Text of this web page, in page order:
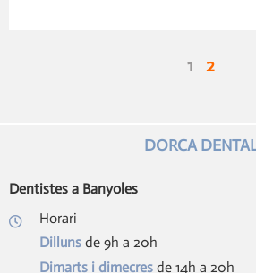
1 2
DORCA
Dentistes a Banyoles
Horari
Dilluns de 9h a 20h
Dimarts i dimecres de 14h a 20h